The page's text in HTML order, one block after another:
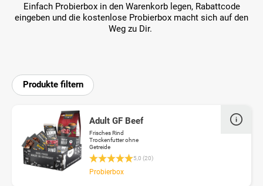
Einfach Probierbox in den Warenkorb legen, Rabattcode
eingeben und die kostenlose Probierbox macht sich auf den
Weg zu Dir.
Produkte filtern
Adult GF Beef
Frisches Rind
Trockenfutter ohne
Getreide
Durchschnittliche Bewertung 4.9 von 5
5,0 (20)
Probierbox